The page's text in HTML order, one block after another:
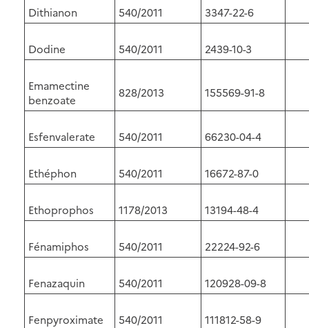
Dithianon 540/2011 3347-22-6
Dodine 540/2011 2439-10-3
Emamectine
benzoate
828/2013 155569-91-8
Esfenvalerate 540/2011 66230-04-4
Ethéphon 540/2011 16672-87-0
Ethoprophos 1178/2013 13194-48-4
Fénamiphos 540/2011 22224-92-6
Fenazaquin 540/2011 120928-09-8
Fenpyroximate 540/2011 111812-58-9